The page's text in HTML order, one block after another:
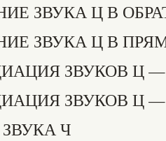
ЗВУКА Ц В
ЗВУКА Ц В
ЗВУКОВ Ц
ЗВУКОВ Ц
Ч